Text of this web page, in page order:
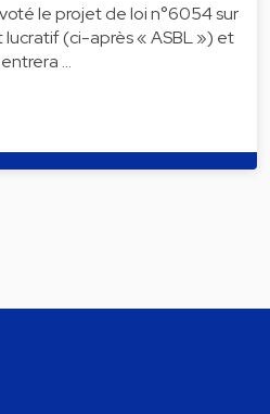
le projet de loi n°6054 sur
lucratif (ci-après « ASBL ») et
…